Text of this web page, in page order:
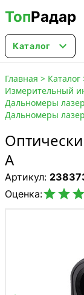
ТопРадар
Каталог 
Главная > Каталог
Измерительный
Дальномеры
Дальномеры
A
Артикул:
Оценка: